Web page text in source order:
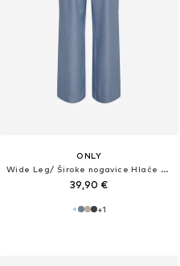
ONLY
Wide Leg/ Široke nogavice Hlače s naborima 'ONLLinda'
39,90 €
+1